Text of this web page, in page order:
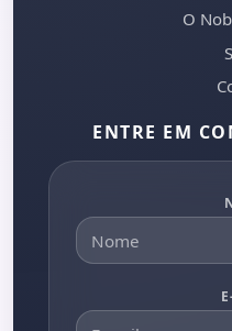
O
ENTRE EM